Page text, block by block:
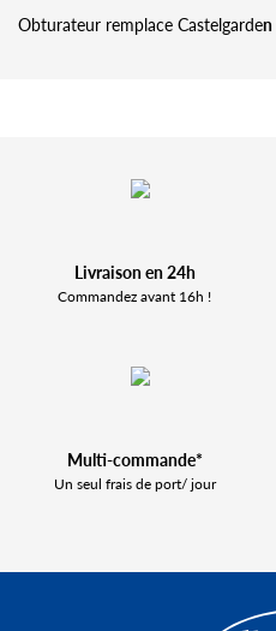
Obturateur remplace Castelgarden
Livraison en 24h
Commandez avant 16h !
Multi-commande*
Un seul frais de port/ jour